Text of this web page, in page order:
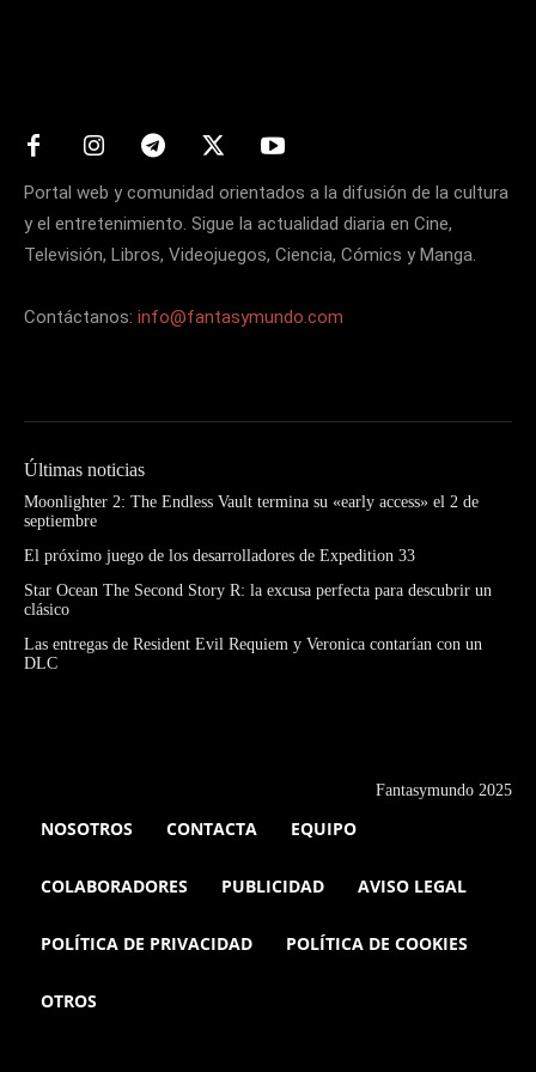
Portal web y comunidad orientados a la difusión de la cultura
y el entretenimiento. Sigue la actualidad diaria en Cine,
Televisión, Libros, Videojuegos, Ciencia, Cómics y Manga.
Contáctanos: info@fantasymundo.com
Últimas noticias
Moonlighter 2: The Endless Vault termina su «early access» el 2 de
septiembre
El próximo juego de los desarrolladores de Expedition 33
Star Ocean The Second Story R: la excusa perfecta para descubrir un
clásico
Las entregas de Resident Evil Requiem y Veronica contarían con un
DLC
Fantasymundo 2025
NOSOTROS CONTACTA EQUIPO
COLABORADORES PUBLICIDAD AVISO LEGAL
POLÍTICA DE PRIVACIDAD POLÍTICA DE COOKIES
OTROS